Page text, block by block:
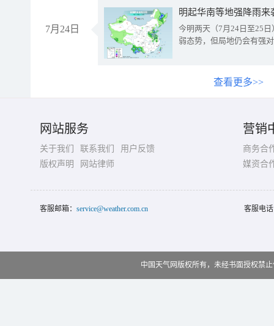
7月24日
明起华南等地强降雨
今明两天（7月24日至25
弱态势，但局地仍会有强
查看更多>>
网站服务
关于我们 联系我们
用户反馈
版权声明
网站律师
营销
商务合
媒资合
客服邮箱： service@weather.com.cn 客服电
中国天气网版权所有，未经书面授权